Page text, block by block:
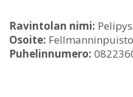
Ravintolan nimi:
Osoite:
Puhelinnumero: